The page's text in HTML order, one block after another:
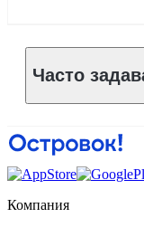
Часто
Компания